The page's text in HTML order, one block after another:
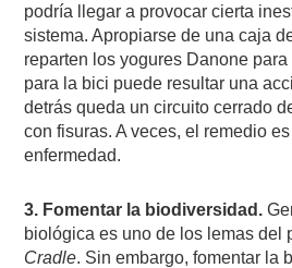
podría llegar a provocar cierta
sistema. Apropiarse de una caja
reparten los yogures Danone
para la bici puede resultar una
detrás queda un circuito cerrado
con fisuras. A veces, el remedio
enfermedad.
3. Fomentar la biodiversidad.
biológica es uno de los lemas del
Cradle. Sin embargo, fomentar la